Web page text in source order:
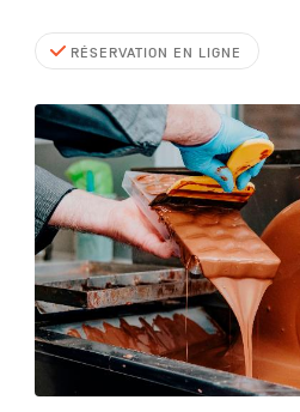
RÉSERVATION EN LIGNE